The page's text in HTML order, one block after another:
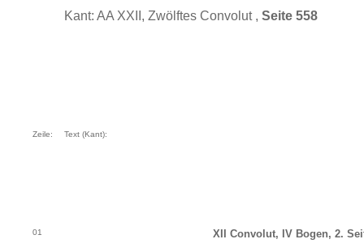
Kant: AA XXII, Zwölftes Convolut , Seite 558
Zeile: Text (Kant):
01 XII Convolut, IV Bogen, 2.